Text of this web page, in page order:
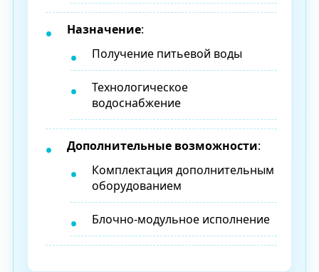
Назначение:
Получение питьевой воды
Технологическое
водоснабжение
Дополнительные возможности:
Комплектация дополнительным
оборудованием
Блочно-модульное исполнение